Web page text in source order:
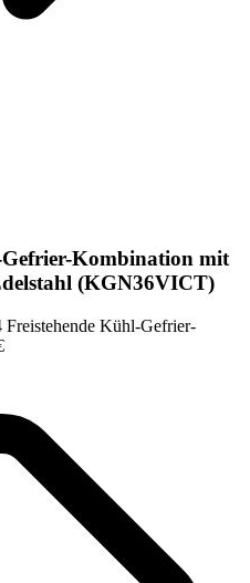
Gefrier-Kombination mit
(KGN36VICT)
Freistehende Kühl-Gefrier-